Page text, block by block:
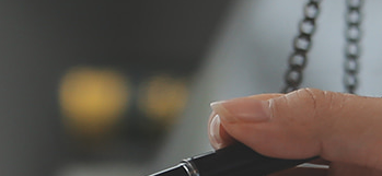
מדריכים משפטיים